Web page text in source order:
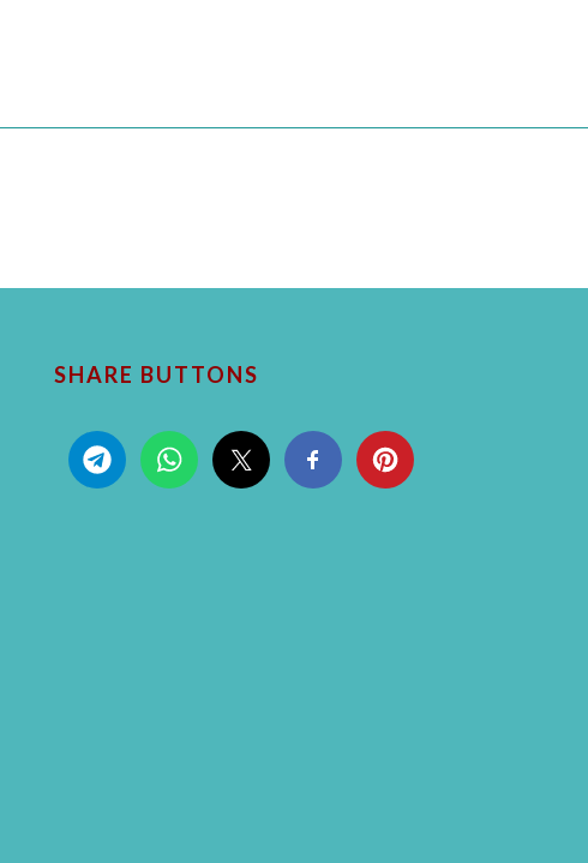
SHARE BUTTONS